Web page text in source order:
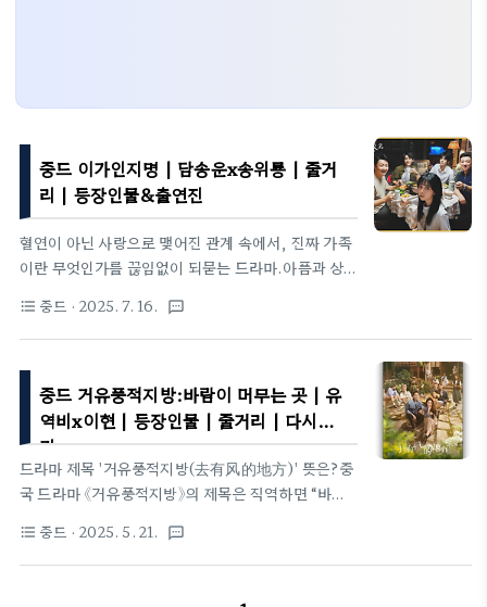
중드 이가인지명 | 담송운x송위룡 | 줄거
리 | 등장인물&출연진
혈연이 아닌 사랑으로 맺어진 관계 속에서, 진짜 가족
이란 무엇인가를 끊임없이 되묻는 드라마.아픔과 상
뜻한 공감과 힐링을 전한다.《이가인지명》은 우리 모
두가 한번쯤 갈망했던 '진짜 가족'의 모습에 대해 말해
주는 이야기다.📌 기본 정보원제: 以家人之名 (영문
명: Go Ahead)장르: 청춘 성장, 가족, 힐링 드라마
방영 기간: 2020년 8월 10일 ~ 9월 6일 (중국 후난
위성TV / 망고TV)총 회차: 40부작 (한국 편집 기
준)감독: 정재광(丁梓光)🧭 제목의 뜻과 비하인드 중
드 이가인지명 뜻과 비하인드 스토리와 제작 뒷이야기
기제목의 의미: '이가인지명(以家人之名)'은 무슨 뜻
일까?《이가인지명(以家..
format_list_bulleted 중드 · 2025. 7. 16. textsms
중드 거유풍적지방:바람이 머무는 곳 | 유
역비x이현 | 등장인물 | 줄거리 | 다시보
기
드라마 제목 '거유풍적지방(去有风的地方)' 뜻은?중
국 드라마 《거유풍적지방》의 제목은 직역하면 “바람
삶에 지친 현대인들이 잠시 멈춰 서서 “마음의 바람이
닿는 곳”, 즉 힐링의 공간을 찾아 떠나는 이야기를 담
format_list_bulleted 중드 · 2025. 5. 21. textsms